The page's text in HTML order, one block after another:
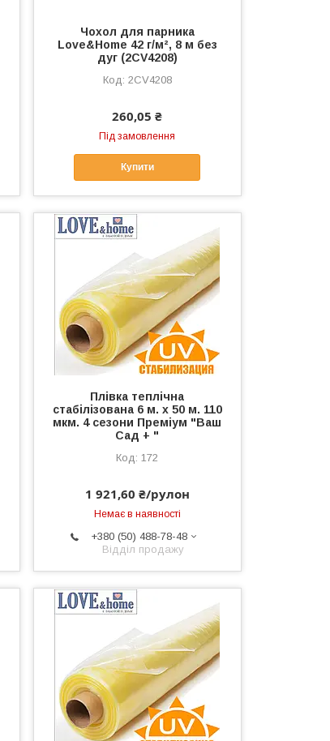
Чохол для парника
Love&Home 42 г/м², 8 м без
дуг (2CV4208)
2CV4208
260,05 ₴
Під замовлення
Купити
Плівка теплічна
стабілізована 6 м. х 50 м. 110
мкм. 4 сезони Преміум "Ваш
Сад + "
172
1 921,60 ₴/рулон
Немає в наявності
+380 (50) 488-78-48
Відділ продажу